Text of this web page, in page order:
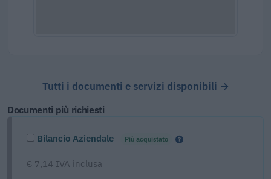
Tutti i documenti e servizi disponibili →
Documenti più richiesti
Bilancio Aziendale Più acquistato
€ 7,14 IVA inclusa